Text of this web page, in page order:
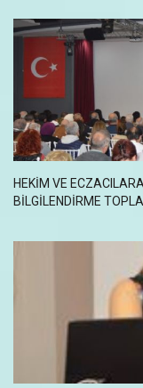
HEKIM VE
BILGILENDIRME